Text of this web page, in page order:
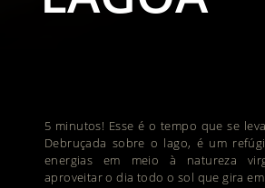
5 minutos! Esse é o tempo que se
Debruçada sobre o lago, é um
energias em meio à natureza
aproveitar o dia todo o sol que gira